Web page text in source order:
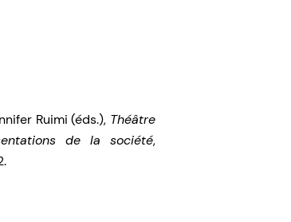
Ruimi (éds.), Théâtre
de la société,